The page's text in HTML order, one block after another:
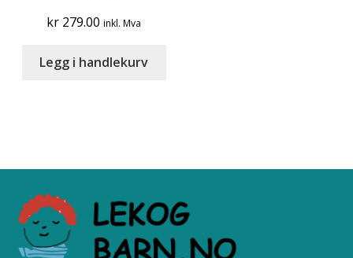
kr 279.00 inkl. Mva
Legg i handlekurv